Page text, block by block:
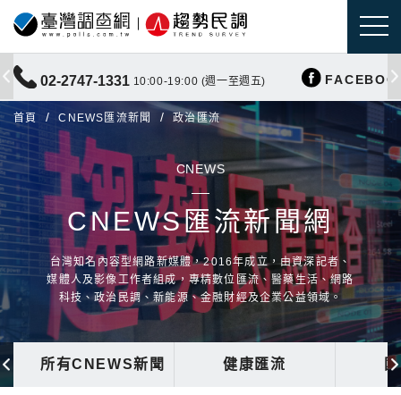
02-2747-1331 10:00-19:00 (週一至週五)
首頁 CNEWS匯流新聞 政治匯流
CNEWS
CNEWS匯流新聞網
台灣知名內容型網路新媒體，2016年成立，由資深記者、
媒體人及影像工作者組成，專精數位匯流、醫藥生活、網路
科技、政治民調、新能源、金融財經及企業公益領域。
所有CNEWS新聞 健康匯流